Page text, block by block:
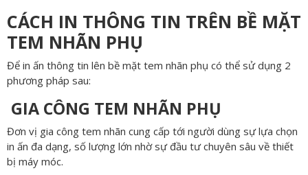
CÁCH IN THÔNG TIN TRÊN BỀ MẶT
TEM NHÃN PHỤ
Để in ấn thông tin lên bề mặt tem nhãn phụ có thể sử dụng 2
phương pháp sau:
GIA CÔNG TEM NHÃN PHỤ
Đơn vị gia công tem nhãn cung cấp tới người dùng sự lựa chọn
in ấn đa dạng, số lượng lớn nhờ sự đầu tư chuyên sâu về thiết
bị máy móc.